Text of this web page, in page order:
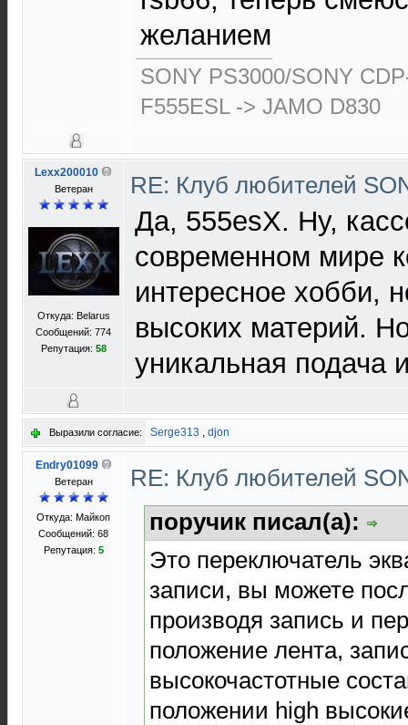
желанием
SONY PS3000/SONY
F555ESL -> JAMO D830
Lexx200010
Ветеран
Откуда: Belarus
Сообщений: 774
Репутация: 58
RE: Клуб любителей
Да, 555esX. Ну,
современном мире
интересное хобби,
высоких материй.
уникальная подача
Выразили согласие: Serge313 , djon
Endry01099
Ветеран
Откуда: Майкоп
Сообщений: 68
Репутация: 5
RE: Клуб любителей
поручик писал(а):
Это переключатель
записи, вы можете
производя запись и
положение лента,
высокочастотные
положении high